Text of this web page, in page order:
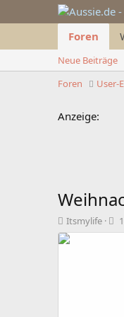
Foren
Neue Beiträge
Foren
User-
Anzeige:
T
h
e
Itsmylife
B
e